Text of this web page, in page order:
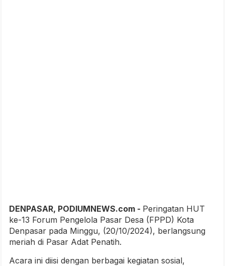
DENPASAR, PODIUMNEWS.com - Peringatan HUT
ke-13 Forum Pengelola Pasar Desa (FPPD) Kota
Denpasar pada Minggu, (20/10/2024), berlangsung
meriah di Pasar Adat Penatih.
Acara ini diisi dengan berbagai kegiatan sosial,